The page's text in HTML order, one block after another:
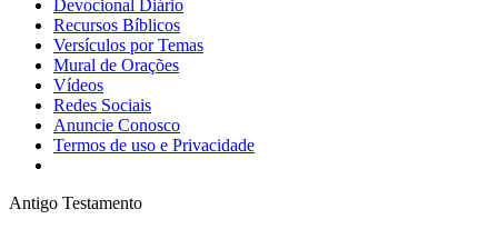
Devocional Diário
Recursos Bíblicos
Versículos por Temas
Mural de Orações
Vídeos
Redes Sociais
Anuncie Conosco
Termos de uso e Privacidade
Antigo Testamento